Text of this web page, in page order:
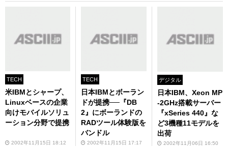
TECH
米IBMとシャープ、
Linuxベースの企業
向けモバイルソリュ
ーション分野で提携
2002年11月15日 18:12
TECH
日本IBMとボーラン
ドが提携──『DB
2』にボーランドの
RADツール体験版を
バンドル
2002年11月15日 17:17
デジタル
日本IBM、Xeon MP
-2GHz搭載サーバー
『xSeries 440』な
ど3機種11モデルを
出荷
2002年11月06日 16:50